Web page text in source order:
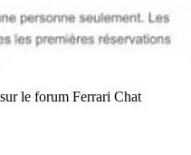
le forum Ferrari Chat